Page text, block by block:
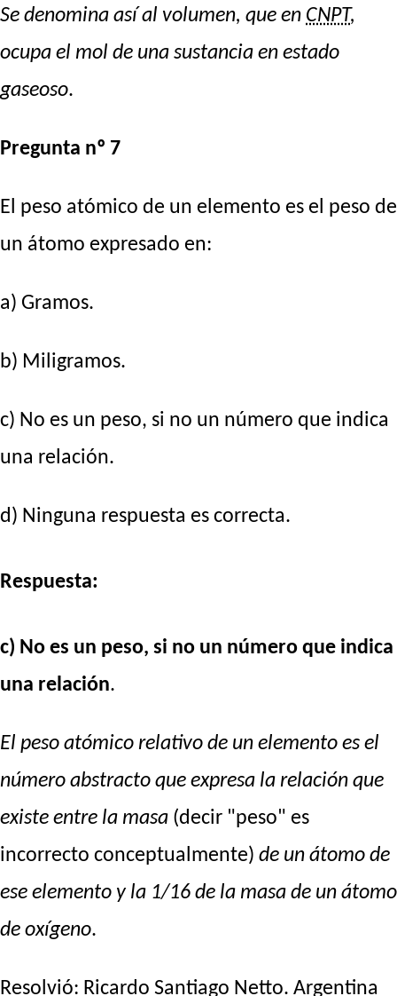
Se denomina así al volumen, que en CNPT,
ocupa el mol de una sustancia en estado
gaseoso.
Pregunta nº 7
El peso atómico de un elemento es el peso de
un átomo expresado en:
a) Gramos.
b) Miligramos.
c) No es un peso, si no un número que indica
una relación.
d) Ninguna respuesta es correcta.
Respuesta:
c) No es un peso, si no un número que indica
una relación.
El peso atómico relativo de un elemento es el
número abstracto que expresa la relación que
existe entre la masa (decir "peso" es
incorrecto conceptualmente) de un átomo de
ese elemento y la 1/16 de la masa de un átomo
de oxígeno.
Resolvió: Ricardo Santiago Netto. Argentina